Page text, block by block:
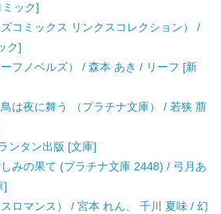
ック]
コミックス リンクスコレクション） /
ク]
フノベルズ） / 森本 あき / リーフ [新
は夜に舞う （プラチナ文庫） / 若狭 萠
ンタン出版 [文庫]
みの果て (プラチナ文庫 2448) / 弓月あ
]
ロマンス） / 宮本 れん、 千川 夏味 / 幻